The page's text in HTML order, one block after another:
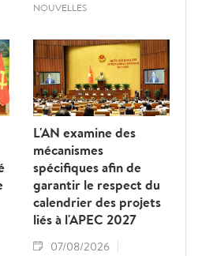
NOUVELLES
L'AN examine des
mécanismes
spécifiques afin de
garantir le respect du
calendrier des projets
liés à l'APEC 2027
07/08/2026